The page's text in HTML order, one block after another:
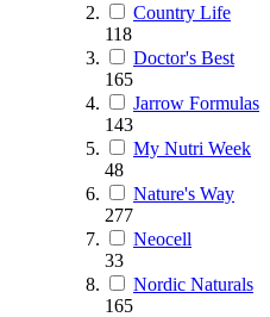
Country Life
118
Doctor's Best
165
Jarrow Formulas
143
My Nutri Week
48
Nature's Way
277
Neocell
33
Nordic Naturals
165